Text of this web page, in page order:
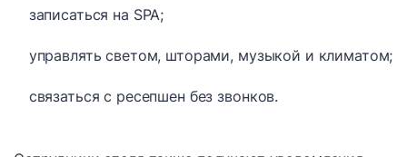
записаться на SPA;
управлять светом, шторами, музыкой и климатом;
связаться с ресепшен без звонков.